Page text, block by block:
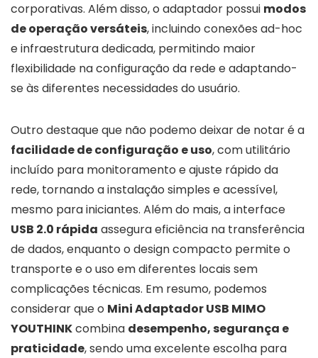
corporativas. Além disso, o adaptador possui modos
de operação versáteis, incluindo conexões ad-hoc
e infraestrutura dedicada, permitindo maior
flexibilidade na configuração da rede e adaptando-
se às diferentes necessidades do usuário.
Outro destaque que não podemo deixar de notar é a
facilidade de configuração e uso, com utilitário
incluído para monitoramento e ajuste rápido da
rede, tornando a instalação simples e acessível,
mesmo para iniciantes. Além do mais, a interface
USB 2.0 rápida assegura eficiência na transferência
de dados, enquanto o design compacto permite o
transporte e o uso em diferentes locais sem
complicações técnicas. Em resumo, podemos
considerar que o Mini Adaptador USB MIMO
YOUTHINKcombina desempenho, segurança e
praticidade, sendo uma excelente escolha para